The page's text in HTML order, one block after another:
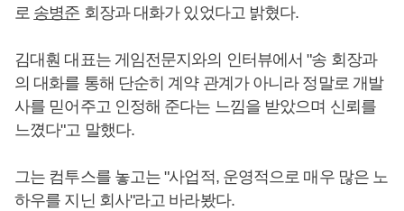
로 송병준 회장과 대화가 있었다고 밝혔다.
김대훤 대표는 게임전문지와의 인터뷰에서 "송 회장과
의 대화를 통해 단순히 계약 관계가 아니라 정말로 개발
사를 믿어주고 인정해 준다는 느낌을 받았으며 신뢰를
느꼈다"고 말했다.
그는 컴투스를 놓고는 "사업적, 운영적으로 매우 많은 노
하우를 지닌 회사"라고 바라봤다.